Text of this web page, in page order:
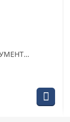
FINLAND,
22мм